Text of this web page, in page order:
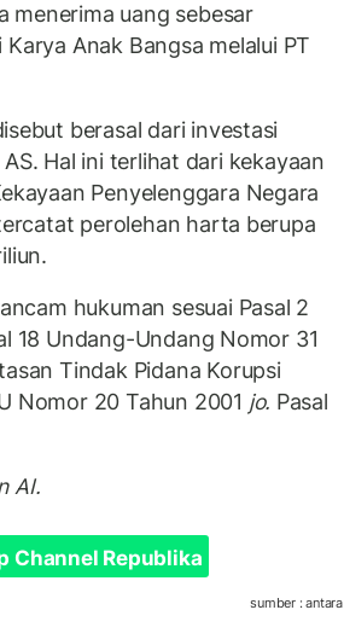
menerima uang sebesar
Anak Bangsa melalui PT
berasal dari investasi
Hal ini terlihat dari kekayaan
Penyelenggara Negara
perolehan harta berupa
hukuman sesuai Pasal 2
18 Undang-Undang Nomor 31
Tindak Pidana Korupsi
Nomor 20 Tahun 2001 jo. Pasal
AI.
Channel Republika
sumber : antara